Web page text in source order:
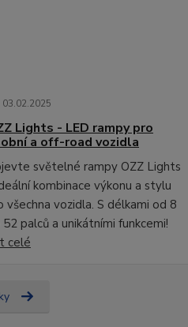
03.02.2025
Lights - LED rampy pro
a off-road vozidla
světelné rampy OZZ Lights
kombinace výkonu a stylu
všechna vozidla. S délkami od 8
52 palců a unikátními funkcemi!
celé